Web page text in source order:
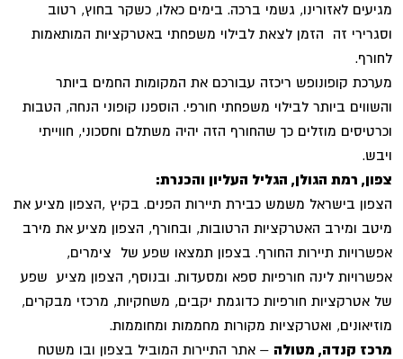
מגיעים לאזורינו, גשמי ברכה. בימים כאלו, כשקר בחוץ, רטוב
וסגרירי זה הזמן לצאת לבילוי משפחתי באטרקציות המותאמות
לחורף.
מערכת קופונופש ריכזה עבורכם את המקומות החמים ביותר
והשווים ביותר לבילוי משפחתי חורפי. הוספנו קופוני הנחה, הטבות
וכרטיסים מוזלים כך שהחורף הזה יהיה משתלם וחסכוני, חווייתי
ויבש.
צפון, רמת הגולן, הגליל העליון והכנרת:
הצפון בישראל משמש כבירת תיירות הפנים. בקיץ ,הצפון מציע את
מיטב ומירב האטרקציות הרטובות, ובחורף, הצפון מציע את מירב
אפשרויות תיירות החורף. בצפון תמצאו שפע של צימרים,
אפשרויות לינה חורפיות ספא ומסעדות. ובנוסף, הצפון מציע שפע
של אטרקציות חורפיות כדוגמת יקבים, משחקיות, מרכזי מבקרים,
מוזיאונים, ואטרקציות מקורות מחממות ומחוממות.
מרכז קנדה, מטולה – אתר התיירות המוביל בצפון ובו משטח